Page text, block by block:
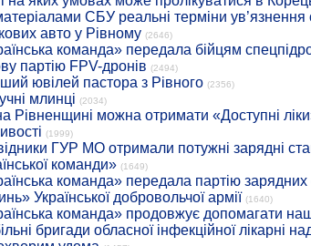
СБУ реальні терміни ув’язнення
авто у Рівному (2646)
команда» передала бійцям
партію FPV-дронів (2494)
ювілей пастора з Рівного (2356)
млинці (2034)
Рівненщині можна отримати «Доступні
(1999)
ГУР МО отримали потужні зарядні
команди» (1649)
команда» передала партію зарядних
Української добровольчої армії (1640)
команда» продовжує допомагати
бригади обласної інфекційної лікарні